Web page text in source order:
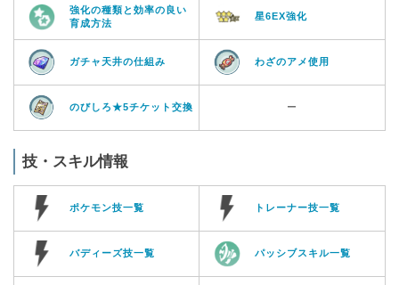
強化の種類と効率の良い
育成方法
星6EX強化
ガチャ天井の仕組み わざのアメ使用
のびしろ★5チケット交換 ー
技・スキル情報
ポケモン技一覧 トレーナー技一覧
バディーズ技一覧 パッシブスキル一覧